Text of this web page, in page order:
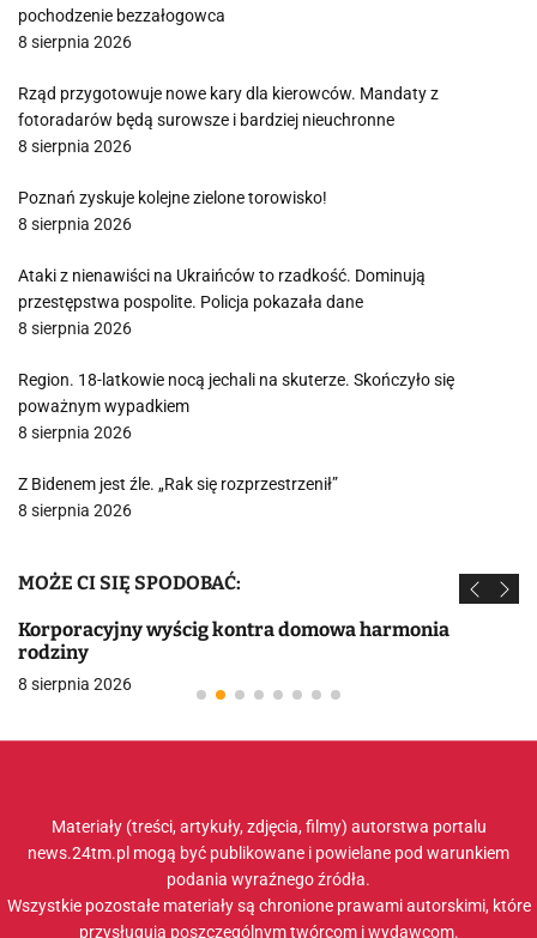
pochodzenie bezzałogowca
8 sierpnia 2026
Rząd przygotowuje nowe kary dla kierowców. Mandaty z
fotoradarów będą surowsze i bardziej nieuchronne
8 sierpnia 2026
Poznań zyskuje kolejne zielone torowisko!
8 sierpnia 2026
Ataki z nienawiści na Ukraińców to rzadkość. Dominują
przestępstwa pospolite. Policja pokazała dane
8 sierpnia 2026
Region. 18-latkowie nocą jechali na skuterze. Skończyło się
poważnym wypadkiem
8 sierpnia 2026
Z Bidenem jest źle. „Rak się rozprzestrzenił”
8 sierpnia 2026
MOŻE CI SIĘ SPODOBAĆ:
Korporacyjny wyścig kontra domowa harmonia
rodziny
8 sierpnia 2026
Materiały (treści, artykuły, zdjęcia, filmy) autorstwa portalu
news.24tm.pl mogą być publikowane i powielane pod warunkiem
podania wyraźnego źródła.
Wszystkie pozostałe materiały są chronione prawami autorskimi, które
przysługują poszczególnym twórcom i wydawcom.